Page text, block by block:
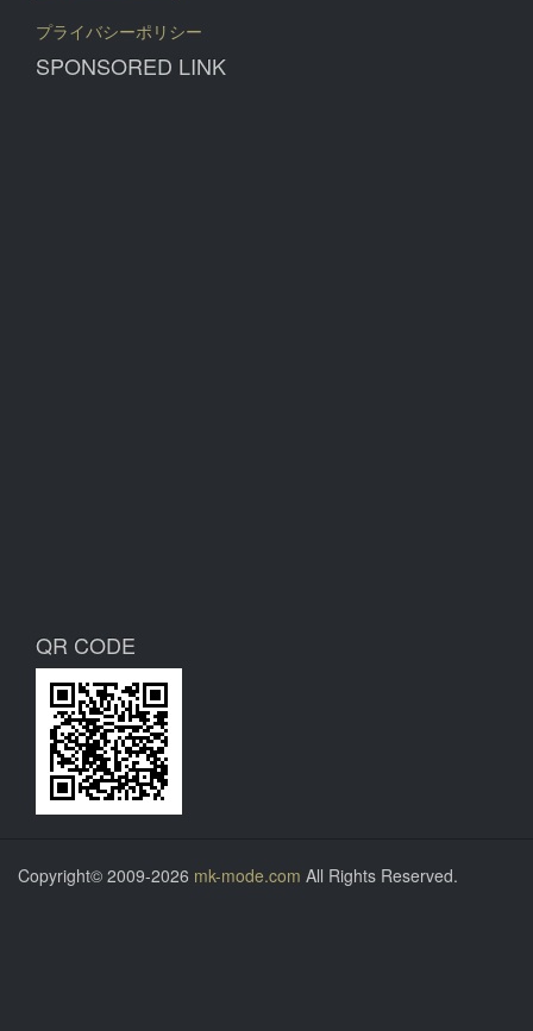
プライバシーポリシー
SPONSORED LINK
QR CODE
Copyright© 2009-2026 mk-mode.com All Rights Reserved.